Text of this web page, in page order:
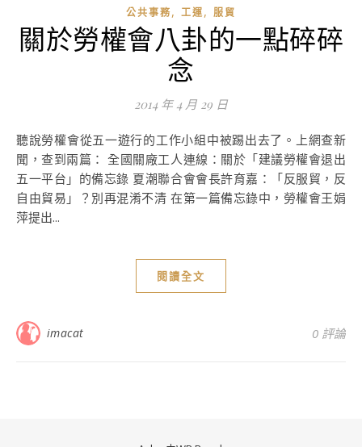
公共事務, 工運, 服貿
關於勞權會八卦的一點碎碎
念
2014 年 4 月 29 日
聽說勞權會從五一遊行的工作小組中被踢出去了。上網查新
聞，查到兩篇： 全國關廠工人連線：關於「建議勞權會退出
五一平台」的備忘錄 夏潮聯合會會長許育嘉：「反服貿，反
自由貿易」？別再混淆不清 在第一篇備忘錄中，勞權會王娟
萍提出...
閱讀全文
imacat 0 評論